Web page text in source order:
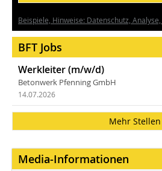
Beispiele, Hinweise: Datenschutz,
BFT Jobs
Werkleiter (m/w/d)
Betonwerk Pfenning GmbH
14.07.2026
Mehr Stellen
Media-Informationen